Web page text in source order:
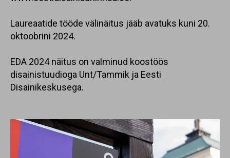
Laureaatide tööde välinäitus jääb avatuks kuni 20.
oktoobrini 2024.
EDA 2024 näitus on valminud koostöös
disainistuudioga Unt/Tammik ja Eesti
Disainikeskusega.